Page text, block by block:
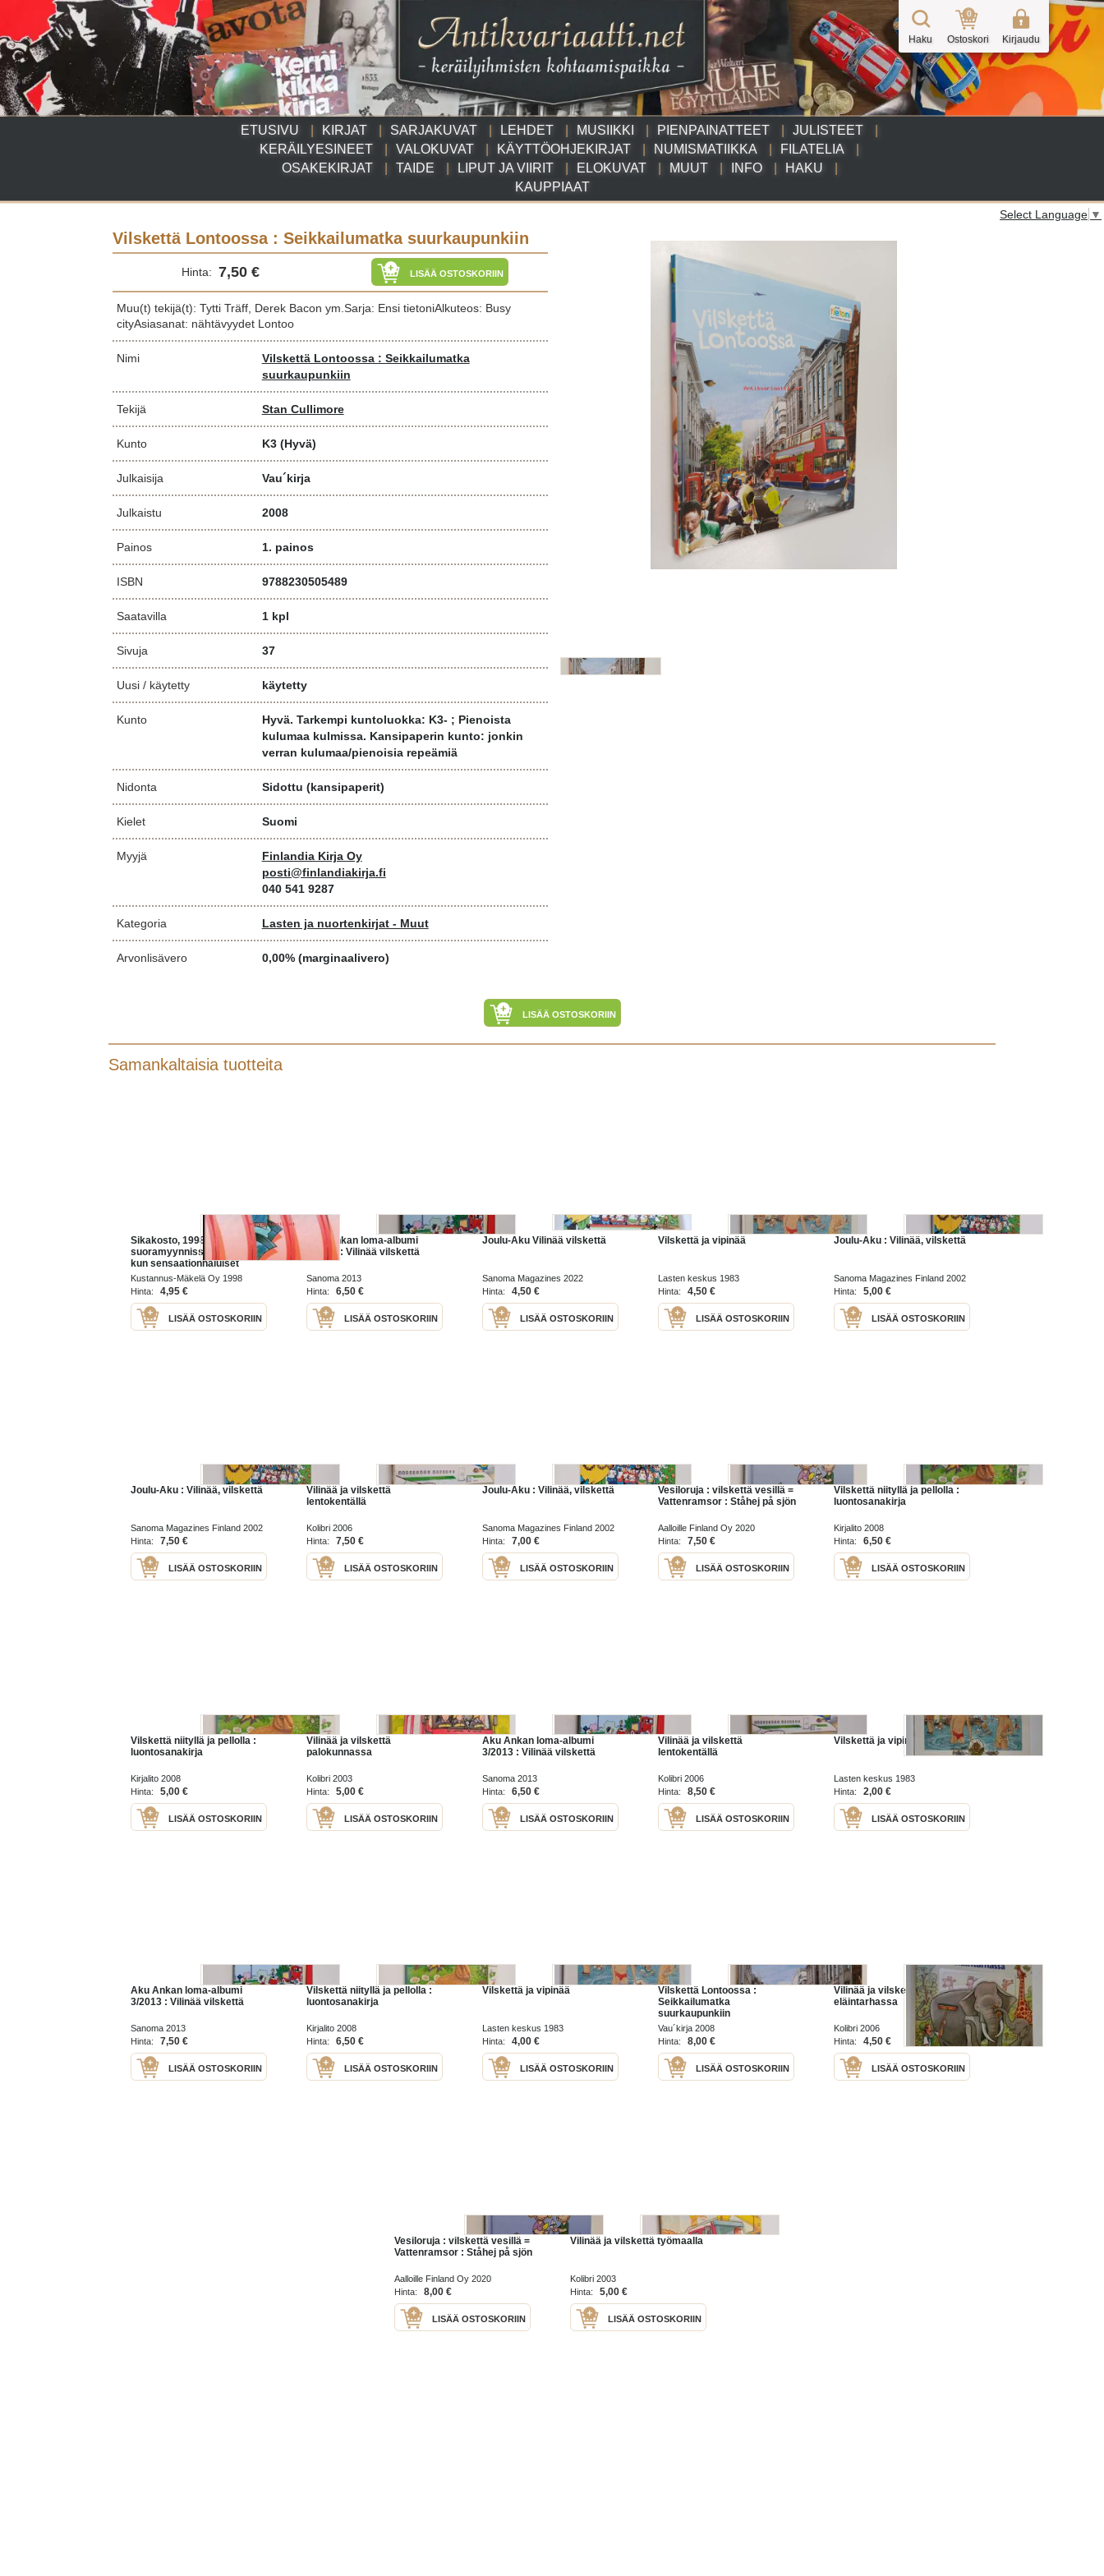
ETUSIVU KIRJAT SARJAKUVAT LEHDET MUSIIKKI PIENPAINATTEET
JULISTEET
KERÄILYESINEET
VALOKUVAT KÄYTTÖOHJEKIRJAT NUMISMATIIKKA
FILATELIA
OSAKEKIRJAT
TAIDE LIPUT JA VIIRIT ELOKUVAT MUUT INFO
HAKU
KAUPPIAAT
Haku
0
Ostoskori Kirjaudu
Select Language ▼
Vilskettä Lontoossa : Seikkailumatka suurkaupunkiin
Hinta: 7,50 € LISÄÄ OSTOSKORIIN
Muu(t) tekijä(t): Tytti Träff, Derek Bacon ym.Sarja: Ensi tietoniAlkuteos: Busy
cityAsiasanat: nähtävyydet Lontoo
Nimi
Vilskettä Lontoossa : Seikkailumatka
suurkaupunkiin
Tekijä Stan Cullimore
Kunto K3 (Hyvä)
Julkaisija Vau´kirja
Julkaistu 2008
Painos 1. painos
ISBN 9788230505489
Saatavilla 1 kpl
Sivuja 37
Uusi / käytetty käytetty
Kunto
Hyvä. Tarkempi kuntoluokka: K3- ; Pienoista
kulumaa kulmissa. Kansipaperin kunto: jonkin
verran kulumaa/pienoisia repeämiä
Nidonta Sidottu (kansipaperit)
Kielet Suomi
Myyjä
Finlandia Kirja Oy
posti@finlandiakirja.fi
040 541 9287
Kategoria Lasten ja nuortenkirjat - Muut
Arvonlisävero 0,00% (marginaalivero)
LISÄÄ OSTOSKORIIN
Samankaltaisia tuotteita
Sikakosto, 1998.Vinnikan
suoramyynnissä on vilskettä,
kun sensaationhaluiset
ihmiset tungeksivat ostoksille
myymälään, josta oli löydetty
sikafarmarin
Kustannus-Mäkelä Oy 1998
Hinta:
4,95 €
LISÄÄ OSTOSKORIIN
Aku Ankan loma-albumi
3/2013 : Vilinää vilskettä
Sanoma 2013
Hinta:
6,50 €
LISÄÄ OSTOSKORIIN
Joulu-Aku Vilinää vilskettä
Sanoma Magazines 2022
Hinta:
4,50 €
LISÄÄ OSTOSKORIIN
Vilskettä ja vipinää
Lasten keskus 1983
Hinta:
4,50 €
LISÄÄ OSTOSKORIIN
Joulu-Aku : Vilinää, vilskettä
Sanoma Magazines Finland 2002
Hinta:
5,00 €
LISÄÄ OSTOSKORIIN
Joulu-Aku : Vilinää, vilskettä
Sanoma Magazines Finland 2002
Hinta:
7,50 €
LISÄÄ OSTOSKORIIN
Vilinää ja vilskettä
lentokentällä
Kolibri 2006
Hinta:
7,50 €
LISÄÄ OSTOSKORIIN
Joulu-Aku : Vilinää, vilskettä
Sanoma Magazines Finland 2002
Hinta:
7,00 €
LISÄÄ OSTOSKORIIN
Vesiloruja : vilskettä vesillä =
Vattenramsor : Ståhej på sjön
Aalloille Finland Oy 2020
Hinta:
7,50 €
LISÄÄ OSTOSKORIIN
Vilskettä niityllä ja pellolla :
luontosanakirja
Kirjalito 2008
Hinta:
6,50 €
LISÄÄ OSTOSKORIIN
Vilskettä niityllä ja pellolla :
luontosanakirja
Kirjalito 2008
Hinta:
5,00 €
LISÄÄ OSTOSKORIIN
Vilinää ja vilskettä
palokunnassa
Kolibri 2003
Hinta:
5,00 €
LISÄÄ OSTOSKORIIN
Aku Ankan loma-albumi
3/2013 : Vilinää vilskettä
Sanoma 2013
Hinta:
6,50 €
LISÄÄ OSTOSKORIIN
Vilinää ja vilskettä
lentokentällä
Kolibri 2006
Hinta:
8,50 €
LISÄÄ OSTOSKORIIN
Vilskettä ja vipinää
Lasten keskus 1983
Hinta:
2,00 €
LISÄÄ OSTOSKORIIN
Aku Ankan loma-albumi
3/2013 : Vilinää vilskettä
Sanoma 2013
Hinta:
7,50 €
LISÄÄ OSTOSKORIIN
Vilskettä niityllä ja pellolla :
luontosanakirja
Kirjalito 2008
Hinta:
6,50 €
LISÄÄ OSTOSKORIIN
Vilskettä ja vipinää
Lasten keskus 1983
Hinta:
4,00 €
LISÄÄ OSTOSKORIIN
Vilskettä Lontoossa :
Seikkailumatka
suurkaupunkiin
Vau´kirja 2008
Hinta:
8,00 €
LISÄÄ OSTOSKORIIN
Vilinää ja vilskettä
eläintarhassa
Kolibri 2006
Hinta:
4,50 €
LISÄÄ OSTOSKORIIN
Vesiloruja : vilskettä vesillä =
Vattenramsor : Ståhej på sjön
Aalloille Finland Oy 2020
Hinta:
8,00 €
LISÄÄ OSTOSKORIIN
Vilinää ja vilskettä työmaalla
Kolibri 2003
Hinta:
5,00 €
LISÄÄ OSTOSKORIIN